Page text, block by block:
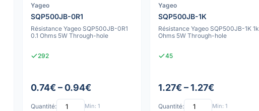
Yageo
SQP500JB-0R1
Résistance Yageo SQP500JB-0R1
0.1 Ohms 5W Through-hole
292
0.74€ – 0.94€
Quantité: Min: 1
Yageo
SQP500JB-1K
Résistance Yageo SQP500JB-1K 1k
Ohms 5W Through-hole
45
1.27€ – 1.27€
Quantité: Min: 1